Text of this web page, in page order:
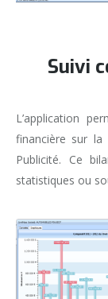
Suivi
L’application
financière sur la
Publicité. Ce
statistiques ou